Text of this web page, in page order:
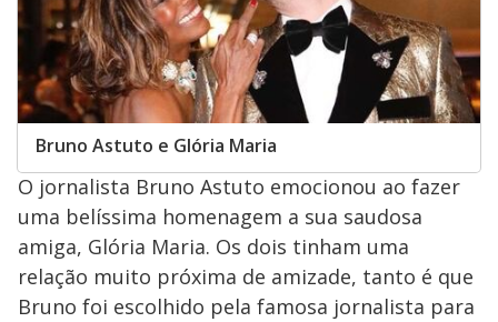
Bruno Astuto e Glória Maria
O jornalista Bruno Astuto emocionou ao fazer
uma belíssima homenagem a sua saudosa
amiga, Glória Maria. Os dois tinham uma
relação muito próxima de amizade, tanto é que
Bruno foi escolhido pela famosa jornalista para